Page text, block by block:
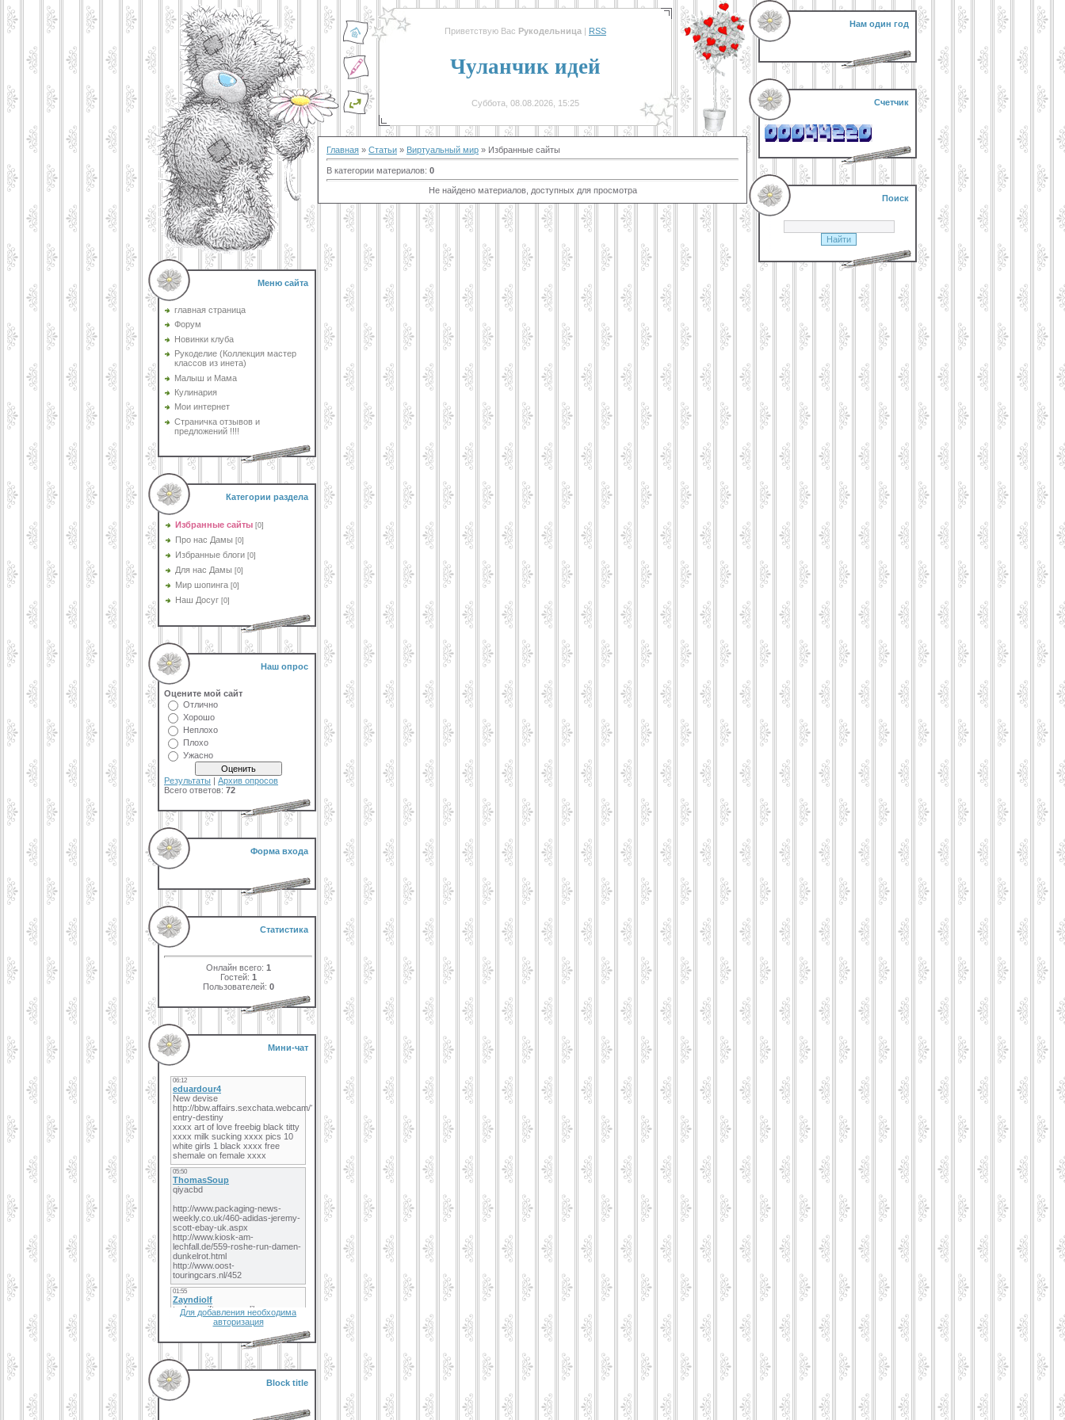
Меню сайта
главная страница
Форум
Новинки клуба
Рукоделие (Коллекция мастер
классов из инета)
Малыш и Мама
Кулинария
Мои интернет
Страничка отзывов и
предложений !!!!
Категории раздела
Избранные сайты [0]
Про нас Дамы [0]
Избранные блоги [0]
Для нас Дамы [0]
Мир шопинга [0]
Наш Досуг [0]
Наш опрос
Оцените мой сайт
Отлично
Хорошо
Неплохо
Плохо
Ужасно
Результаты | Архив опросов
Всего ответов: 72
Форма входа
Статистика
Онлайн всего: 1
Гостей: 1
Пользователей: 0
Мини-чат
Для добавления необходима
авторизация
Block title
Приветствую Вас Рукодельница | RSS
Чуланчик идей
Суббота, 08.08.2026, 15:25
Главная » Статьи » Виртуальный мир » Избранные сайты
В категории материалов: 0
Не найдено материалов, доступных для просмотра
Нам один год
Счетчик
Поиск